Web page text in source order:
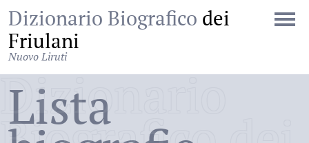
Dizionario Biografico dei
Friulani
Nuovo Liruti
Dizionario
Lista